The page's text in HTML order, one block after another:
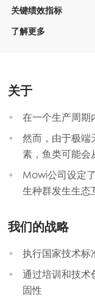
关键绩效指标
了解更多
关于
在一个生产周期
然而，由于极端
素，鱼类可能会
Mowi公司设定
生种群发生生态
我们的战略
执行国家技术标
通过培训和技术
固性